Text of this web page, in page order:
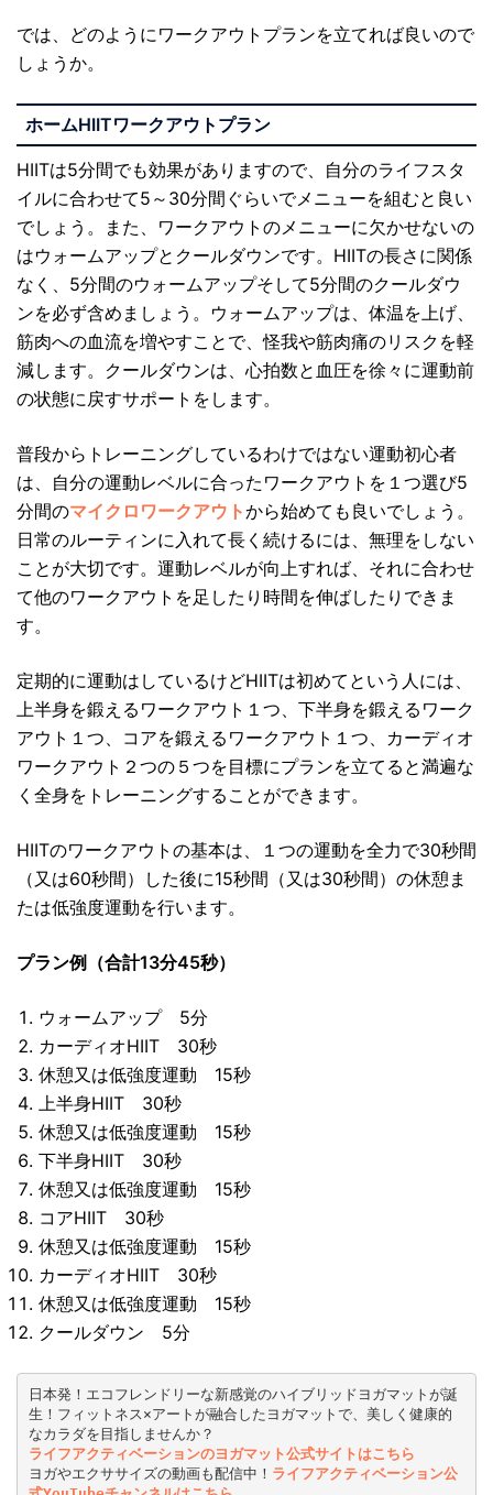
では、どのようにワークアウトプランを立てれば良いので
しょうか。
ホームHIITワークアウトプラン
HIITは5分間でも効果がありますので、自分のライフスタ
イルに合わせて5～30分間ぐらいでメニューを組むと良い
でしょう。また、ワークアウトのメニューに欠かせないの
はウォームアップとクールダウンです。HIITの長さに関係
なく、5分間のウォームアップそして5分間のクールダウ
ンを必ず含めましょう。ウォームアップは、体温を上げ、
筋肉への血流を増やすことで、怪我や筋肉痛のリスクを軽
減します。クールダウンは、心拍数と血圧を徐々に運動前
の状態に戻すサポートをします。
普段からトレーニングしているわけではない運動初心者
は、自分の運動レベルに合ったワークアウトを１つ選び5
分間のマイクロワークアウトから始めても良いでしょう。
日常のルーティンに入れて長く続けるには、無理をしない
ことが大切です。運動レベルが向上すれば、それに合わせ
て他のワークアウトを足したり時間を伸ばしたりできま
す。
定期的に運動はしているけどHIITは初めてという人には、
上半身を鍛えるワークアウト１つ、下半身を鍛えるワーク
アウト１つ、コアを鍛えるワークアウト１つ、カーディオ
ワークアウト２つの５つを目標にプランを立てると満遍な
く全身をトレーニングすることができます。
HIITのワークアウトの基本は、１つの運動を全力で30秒間
（又は60秒間）した後に15秒間（又は30秒間）の休憩ま
たは低強度運動を行います。
プラン例（合計13分45秒）
ウォームアップ 5分
カーディオHIIT 30秒
休憩又は低強度運動 15秒
上半身HIIT 30秒
休憩又は低強度運動 15秒
下半身HIIT 30秒
休憩又は低強度運動 15秒
コアHIIT 30秒
休憩又は低強度運動 15秒
カーディオHIIT 30秒
休憩又は低強度運動 15秒
クールダウン 5分
日本発！エコフレンドリーな新感覚のハイブリッドヨガマットが誕
生！フィットネス×アートが融合したヨガマットで、美しく健康的
なカラダを目指しませんか？
ライフアクティベーションのヨガマット公式サイトはこちら
ヨガやエクササイズの動画も配信中！ ライフアクティベーション公